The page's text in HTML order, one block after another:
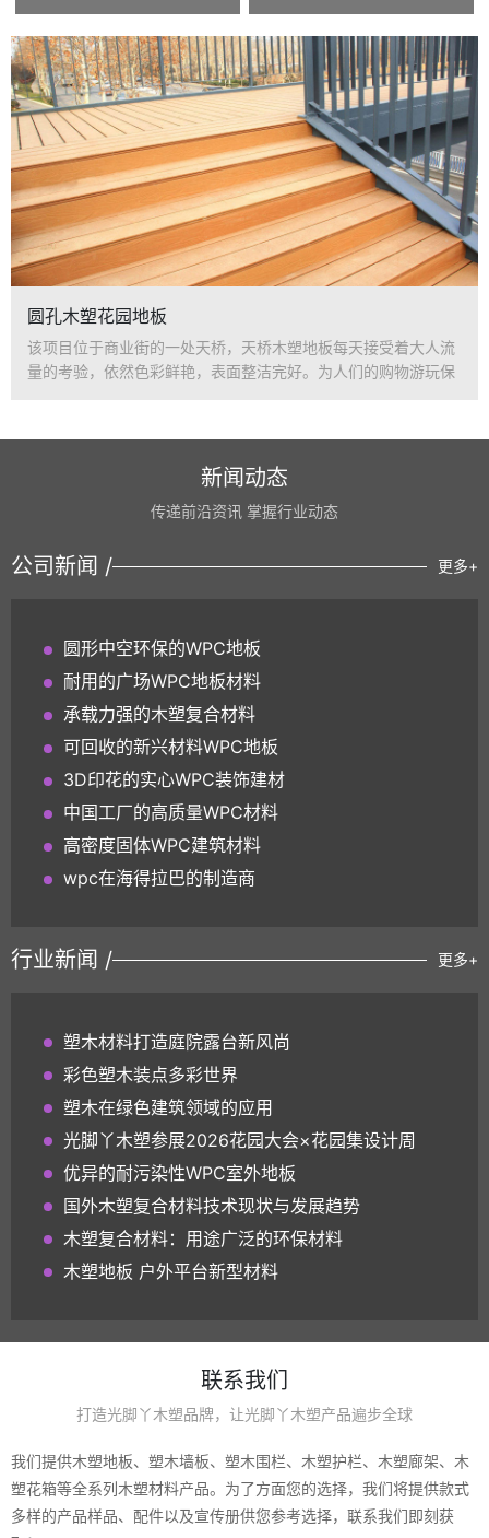
圆孔木塑花园地板
该项目位于商业街的一处天桥，天桥木塑地板每天接受着大人流
量的考验，依然色彩鲜艳，表面整洁完好。为人们的购物游玩保
新闻动态
传递前沿资讯 掌握行业动态
公司新闻 / 更多+
圆形中空环保的WPC地板
耐用的广场WPC地板材料
承载力强的木塑复合材料
可回收的新兴材料WPC地板
3D印花的实心WPC装饰建材
中国工厂的高质量WPC材料
高密度固体WPC建筑材料
wpc在海得拉巴的制造商
行业新闻 / 更多+
塑木材料打造庭院露台新风尚
彩色塑木装点多彩世界
塑木在绿色建筑领域的应用
光脚丫木塑参展2026花园大会×花园集设计周
优异的耐污染性WPC室外地板
国外木塑复合材料技术现状与发展趋势
木塑复合材料：用途广泛的环保材料
木塑地板 户外平台新型材料
联系我们
打造光脚丫木塑品牌，让光脚丫木塑产品遍步全球
我们提供木塑地板、塑木墙板、塑木围栏、木塑护栏、木塑廊架、木
塑花箱等全系列木塑材料产品。为了方面您的选择，我们将提供款式
多样的产品样品、配件以及宣传册供您参考选择，联系我们即刻获